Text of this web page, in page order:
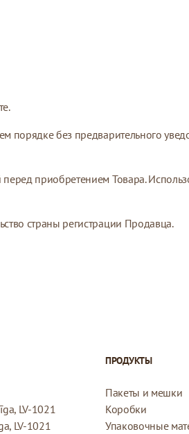
без предварительного
приобретением Товара.
страны регистрации Продавца.
LV-1021
LV-1021
ПРОДУКТЫ
Пакеты и мешки
Коробки
Упаковочные